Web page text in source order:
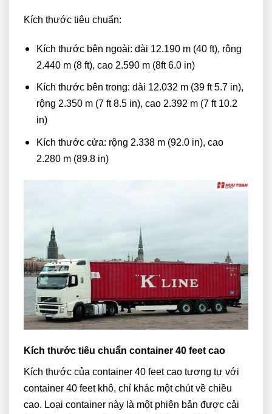
Kích thước tiêu chuẩn:
Kích thước bên ngoài: dài 12.190 m (40 ft), rộng
2.440 m (8 ft), cao 2.590 m (8ft 6.0 in)
Kích thước bên trong: dài 12.032 m (39 ft 5.7 in),
rộng 2.350 m (7 ft 8.5 in), cao 2.392 m (7 ft 10.2
in)
Kích thước cửa: rộng 2.338 m (92.0 in), cao
2.280 m (89.8 in)
Kích thước tiêu chuẩn container 40 feet cao
Kích thước của container 40 feet cao tương tự với
container 40 feet khô, chỉ khác một chút về chiều
cao. Loại container này là một phiên bản được cải